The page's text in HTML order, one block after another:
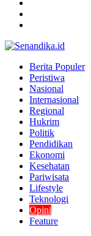
Berita Populer
Peristiwa
Nasional
Internasional
Regional
Hukrim
Politik
Pendidikan
Ekonomi
Kesehatan
Pariwisata
Lifestyle
Teknologi
Opini
Feature